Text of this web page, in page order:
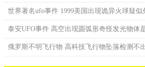
西，后来人们就推断，那就是飞碟，是外星
的事。
世界著名ufo事件 1999美国出现诡异火球疑似
泰安UFO事件 高空出现圆弧形奇怪发光物体
俄罗斯不明飞行物 高科技飞行物坠落检测不